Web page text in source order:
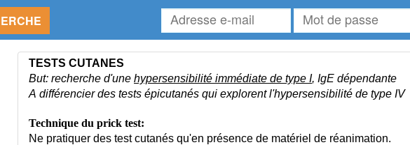
Adresse
mail
Mot
de
passe
TESTS CUTANES
But: recherche d'une hypersensibilité immédiate de type I, IgE dépendante
A différencier des tests épicutanés qui explorent l'hypersensibilité de type IV
Technique du prick test:
Ne pratiquer des test cutanés qu'en présence de matériel de réanimation.